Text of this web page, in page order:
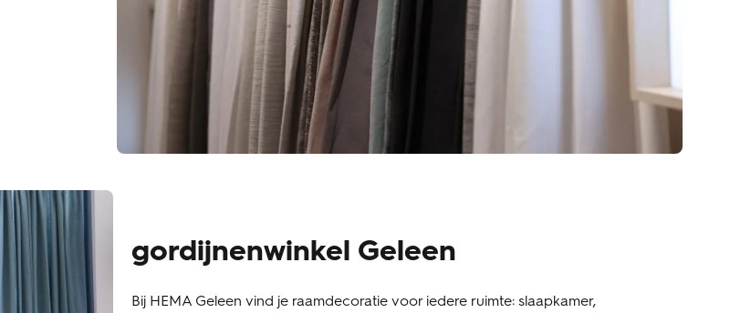
gordijnenwinkel Geleen
Bij HEMA Geleen vind je raamdecoratie voor iedere ruimte: slaapkamer,